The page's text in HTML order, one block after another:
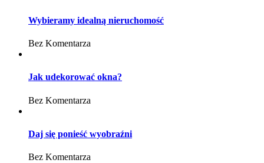
Wybieramy idealną nieruchomość
Bez Komentarza
Jak udekorować okna?
Bez Komentarza
Daj się ponieść wyobraźni
Bez Komentarza